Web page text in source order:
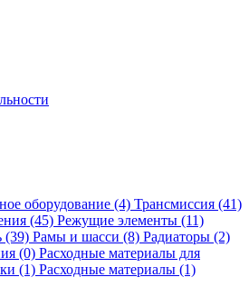
оборудование (4) Трансмиссия (41)
(45) Режущие элементы (11)
(39) Рамы и шасси (8) Радиаторы (2)
(0) Расходные материалы для
(1) Расходные материалы (1)